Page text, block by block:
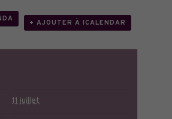
+ AJOUTER À ICALENDAR
11 juillet